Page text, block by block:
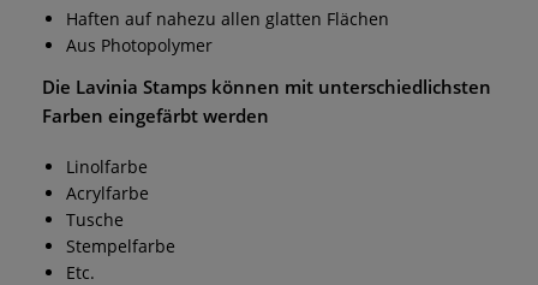
Haften auf nahezu allen glatten Flächen
Aus Photopolymer
Die Lavinia Stamps können mit unterschiedlichsten
Farben eingefärbt werden
Linolfarbe
Acrylfarbe
Tusche
Stempelfarbe
Etc.